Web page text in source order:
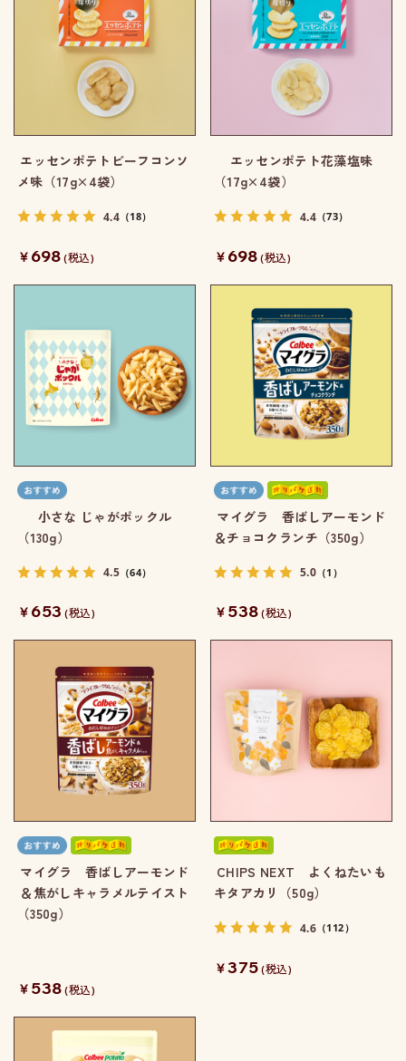
エッセンポテトビーフコンソ
メ味（17g×4袋）
4.4 （18）
￥698 (税込)
エッセンポテト花藻塩味
（17g×4袋）
4.4 （73）
￥698 (税込)
小さな じゃがポックル
（130g）
4.5 （64）
￥653 (税込)
マイグラ 香ばしアーモンド
＆チョコクランチ（350g）
5.0 （1）
￥538 (税込)
マイグラ 香ばしアーモンド
＆焦がしキャラメルテイスト
（350g）
￥538 (税込)
CHIPS NEXT よくねたいも
キタアカリ（50g）
4.6 （112）
￥375 (税込)